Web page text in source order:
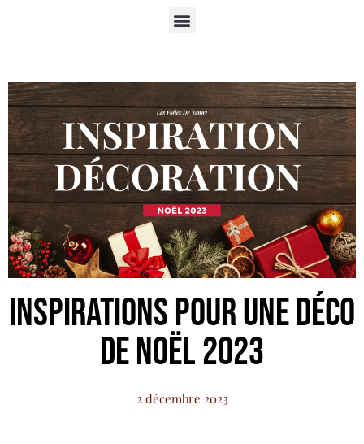
Inspirations pour une Déco
de Noël 2023
2 décembre 2023